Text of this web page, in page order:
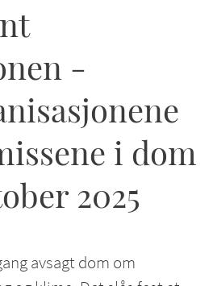
-
i dom
2025
avsagt dom om